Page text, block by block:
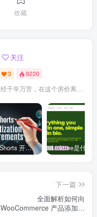
收藏
关注
3 9220
俗世洪流，找女朋友已经千辛万苦，在这个房价离谱，彩礼攀升的年头，想结婚生子，恐怕比登天还难！
YouTube Shorts 开通收益条件及变现指南（2025 年最新）
下一篇
全面解析如何向
WooCommerce 产品添加自